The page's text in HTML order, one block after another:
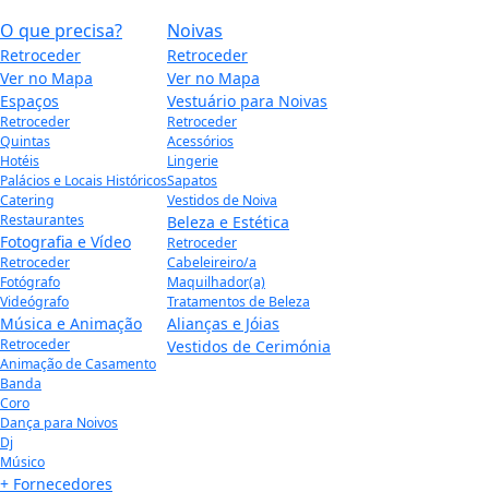
O que precisa?
Retroceder
Ver no Mapa
Espaços
Retroceder
Quintas
Hotéis
Palácios e Locais Históricos
Catering
Restaurantes
Fotografia e Vídeo
Retroceder
Fotógrafo
Videógrafo
Música e Animação
Retroceder
Animação de Casamento
Banda
Coro
Dança para Noivos
Dj
Músico
+ Fornecedores
Noivas
Retroceder
Ver no Mapa
Vestuário para Noivas
Retroceder
Acessórios
Lingerie
Sapatos
Vestidos de Noiva
Beleza e Estética
Retroceder
Cabeleireiro/a
Maquilhador(a)
Tratamentos de Beleza
Alianças e Jóias
Vestidos de Cerimónia